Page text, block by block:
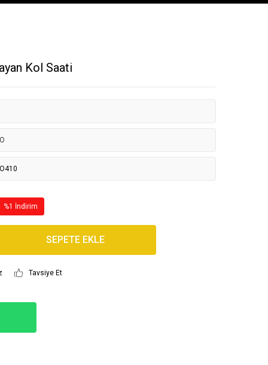
Kol Saati
%1 İndirim
SEPETE EKLE
Tavsiye Et